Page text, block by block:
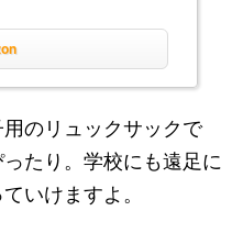
のリュックサックで
たり。学校にも遠足に
いけますよ。